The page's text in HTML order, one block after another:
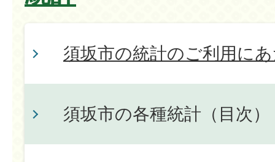
須坂市の統計のご利用に
須坂市の各種統計（目次）